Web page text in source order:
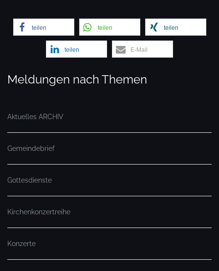
teilen teilen teilen
teilen E-Mail
Meldungen nach Themen
Aktuelles ARCHIV
Gemeindebrief
Gottesdienste
Kirchenkonzertreihe
Konzerte